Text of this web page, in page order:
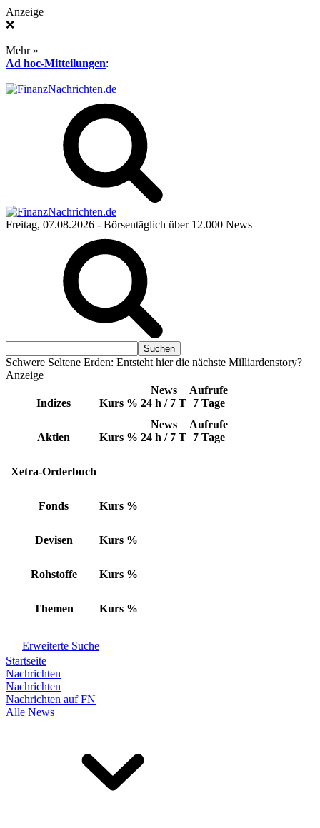
Anzeige
❌
Mehr »
Ad hoc-Mitteilungen:
Freitag, 07.08.2026 - Börsentäglich über 12.000 News
Schwere Seltene Erden: Entsteht hier die nächste Milliardenstory?
Anzeige
Indizes Kurs %
News
24 h / 7 T
Aufrufe
7 Tage
Aktien Kurs %
News
24 h / 7 T
Aufrufe
7 Tage
Xetra-Orderbuch
Fonds Kurs %
Devisen Kurs %
Rohstoffe Kurs %
Themen Kurs %
Erweiterte Suche
Startseite
Nachrichten
Nachrichten
Nachrichten auf FN
Alle News